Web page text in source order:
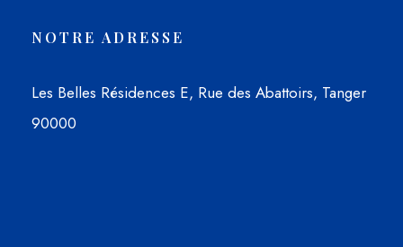
NOTRE ADRESSE
Les Belles Résidences E, Rue des Abattoirs, Tanger
90000